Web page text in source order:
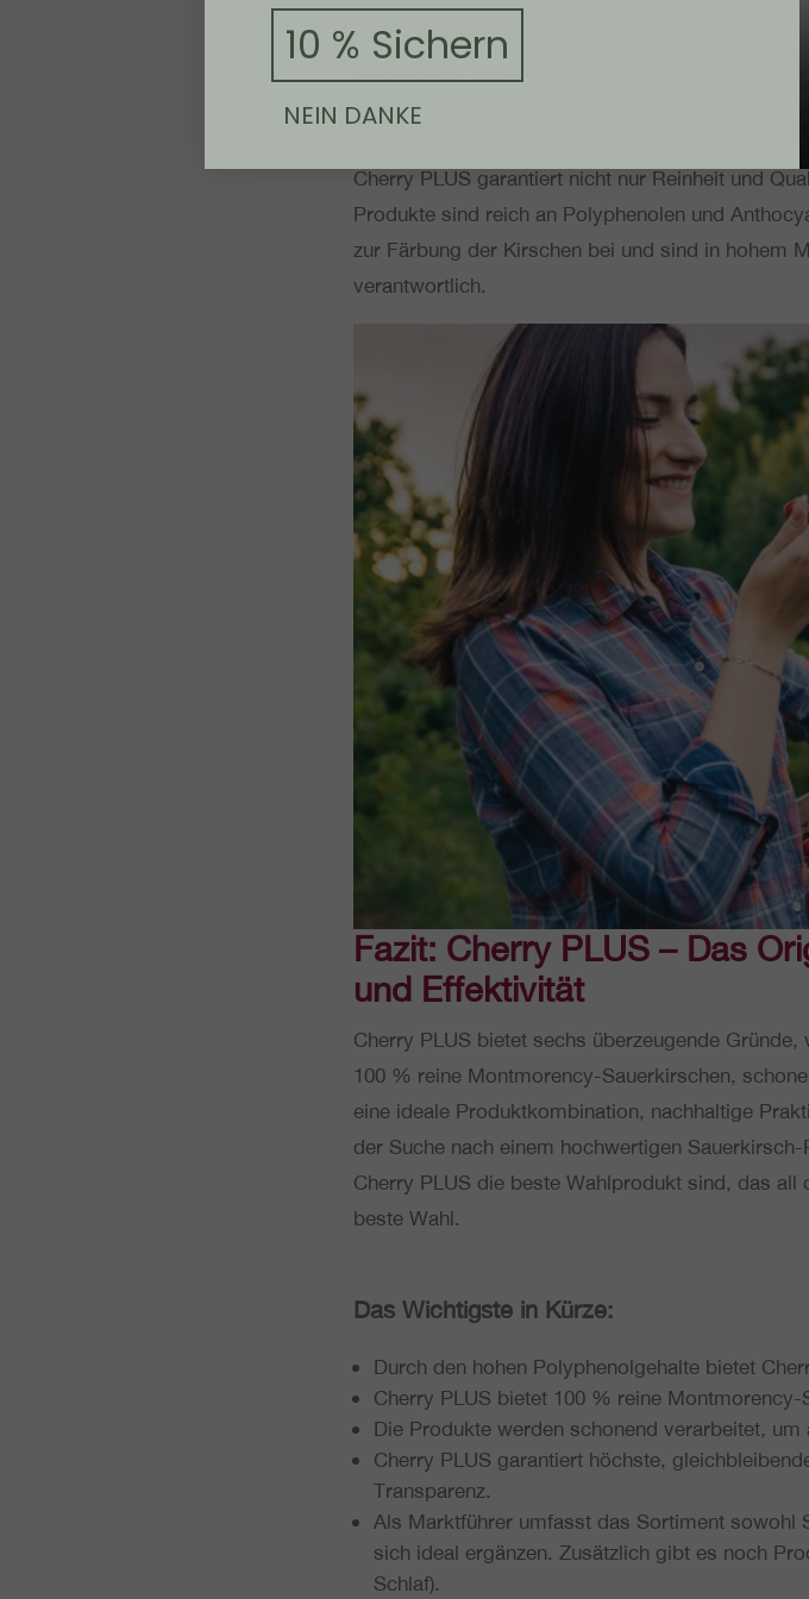
rei­chungs­for­men. So pro­fi­tie­ren Sie von einem
ent­schei­den, welche Form am besten zu Ihrem
5. Maxi­ma­le Wirk­sam­keit
Cherry PLUS garan­tiert nicht nur Rein­heit und
Pro­duk­te sind reich an Poly­phe­no­len und
zur Färbung der Kir­schen bei und sind in hohem
verantwortlich.
Fazit: Cherry PLUS – Das
und Effektivität
Cherry PLUS bietet sechs über­zeu­gen­de
100 % reine Mont­mo­ren­cy-Sau­er­kir­schen,
eine ideale Pro­dukt­kom­bi­na­ti­on, nach­hal­ti­ge
der Suche nach einem hoch­wer­ti­gen
Cherry PLUS die beste Wahl­pro­dukt sind, das
beste Wahl.
Das Wich­tigs­te in Kürze:
Durch den hohen Poly­phe­nol­ge­hal­te bietet
Cherry PLUS bietet 100 % reine Mont­mo­ren­cy-
Die Pro­duk­te werden scho­nend ver­ar­bei­tet,
Cherry PLUS garan­tiert höchste,
Transparenz.
Als Markt­füh­rer umfasst das Sor­ti­ment sowohl
sich ideal ergän­zen. Zusätz­lich gibt es noch
Schlaf).
10 % Sichern
NEIN DANKE